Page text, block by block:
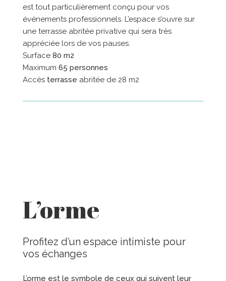
est tout particulièrement conçu pour vos
événements professionnels. L’espace s’ouvre sur
une terrasse abritée privative qui sera très
appréciée lors de vos pauses.
Surface 80 m2
Maximum 65 personnes
Accès terrasse abritée de 28 m2
L’orme
Profitez d’un espace intimiste pour
vos échanges
L’orme est le symbole de ceux qui suivent leur